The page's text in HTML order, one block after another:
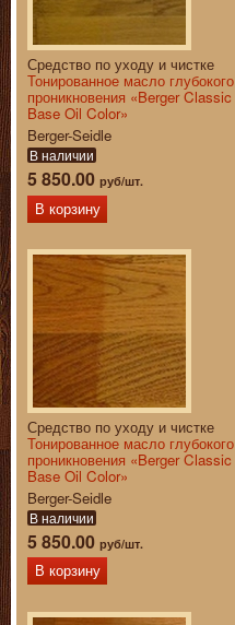
Средство по уходу и чистке
Тонированное масло глубокого
проникновения «Berger Classic
Base Oil Color»
Berger-Seidle
В наличии
5 850.00 руб/шт.
В корзину
Средство по уходу и чистке
Тонированное масло глубокого
проникновения «Berger Classic
Base Oil Color»
Berger-Seidle
В наличии
5 850.00 руб/шт.
В корзину